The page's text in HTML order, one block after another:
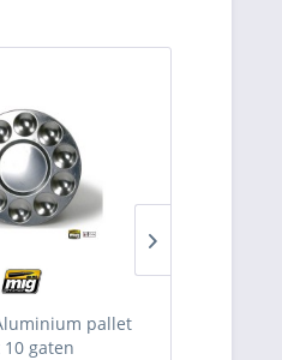
pallet
10 gaten